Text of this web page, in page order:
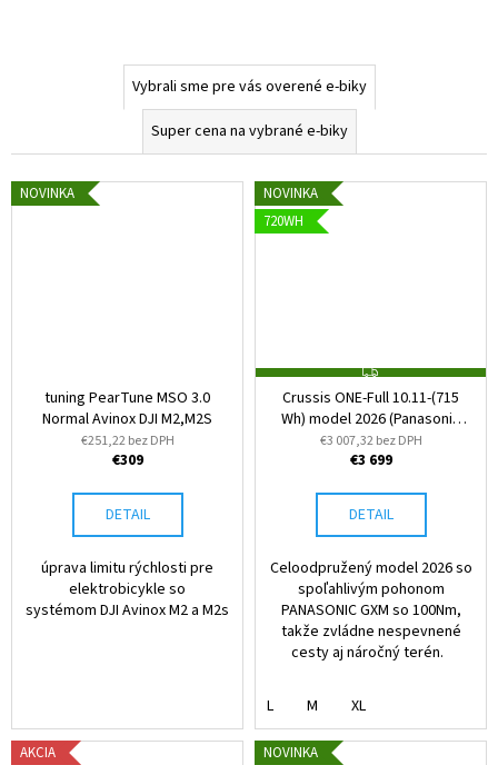
Vybrali sme pre vás overené e-biky
Super cena na vybrané e-biky
NOVINKA
tuning PearTune MSO 3.0
Normal Avinox DJI M2,M2S
€251,22 bez DPH
€309
DETAIL
úprava limitu rýchlosti pre
elektrobicykle so
systémom DJI Avinox M2 a M2s
NOVINKA
720WH
Z
D
A
R
M
O
Crussis ONE-Full 10.11-(715
Wh) model 2026 (Panasonic
GXM)
€3 007,32 bez DPH
€3 699
DETAIL
Celoodpružený model 2026 so
spoľahlivým pohonom
PANASONIC GXM so 100Nm,
takže zvládne nespevnené
cesty aj náročný terén.
L M XL
AKCIA
NOVINKA